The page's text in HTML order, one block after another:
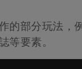
的部分玩法，
等要素。